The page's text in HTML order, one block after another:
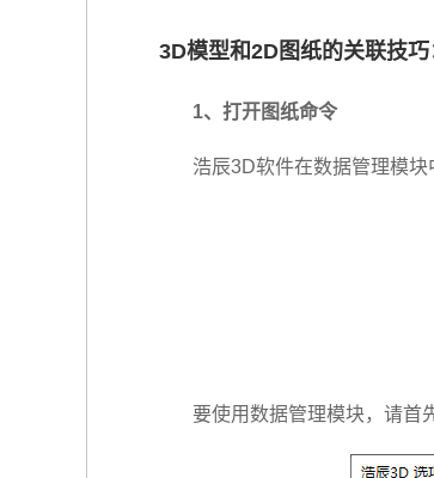
3D模型和2D图纸的关联技巧
1、打开图纸命令
浩辰3D软件在数据管理模块
要使用数据管理模块，请首